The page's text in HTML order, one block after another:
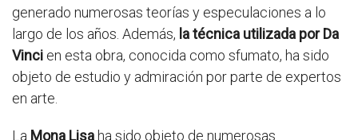
generado numerosas teorías y especulaciones a lo
largo de los años. Además, la técnica utilizada por Da
Vinci en esta obra, conocida como sfumato, ha sido
objeto de estudio y admiración por parte de expertos
en arte.
La Mona Lisa ha sido objeto de numerosas